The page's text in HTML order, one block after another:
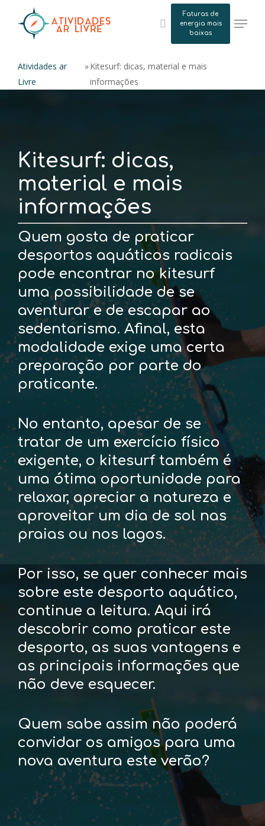
search
Faturas de
energia mais
baixas
Atividades ar
Livre
»Kitesurf: dicas, material e mais
informações
Kitesurf: dicas,
material e mais
informações
Quem gosta de praticar
desportos aquáticos radicais
pode encontrar no kitesurf
uma possibilidade de se
aventurar e de escapar ao
sedentarismo. Afinal, esta
modalidade exige uma certa
preparação por parte do
praticante.
No entanto, apesar de se
tratar de um exercício físico
exigente, o kitesurf também é
uma ótima oportunidade para
relaxar, apreciar a natureza e
aproveitar um dia de sol nas
praias ou nos lagos.
Por isso, se quer conhecer mais
sobre este desporto aquático,
continue a leitura. Aqui irá
descobrir como praticar este
desporto, as suas vantagens e
as principais informações que
não deve esquecer.
Quem sabe assim não poderá
convidar os amigos para uma
nova aventura este verão?